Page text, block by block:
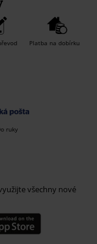
Platba na dobírku
ruky
všechny nové